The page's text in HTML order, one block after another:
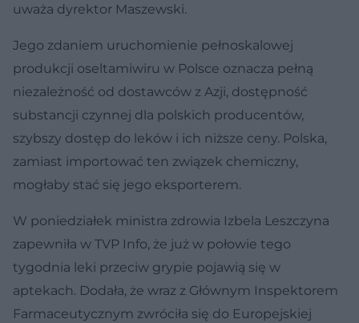
uważa dyrektor Maszewski.
Jego zdaniem uruchomienie pełnoskalowej
produkcji oseltamiwiru w Polsce oznacza pełną
niezależność od dostawców z Azji, dostępność
substancji czynnej dla polskich producentów,
szybszy dostęp do leków i ich niższe ceny. Polska,
zamiast importować ten związek chemiczny,
mogłaby stać się jego eksporterem.
W poniedziałek ministra zdrowia Izbela Leszczyna
zapewniła w TVP Info, że już w połowie tego
tygodnia leki przeciw grypie pojawią się w
aptekach. Dodała, że wraz z Głównym Inspektorem
Farmaceutycznym zwróciła się do Europejskiej